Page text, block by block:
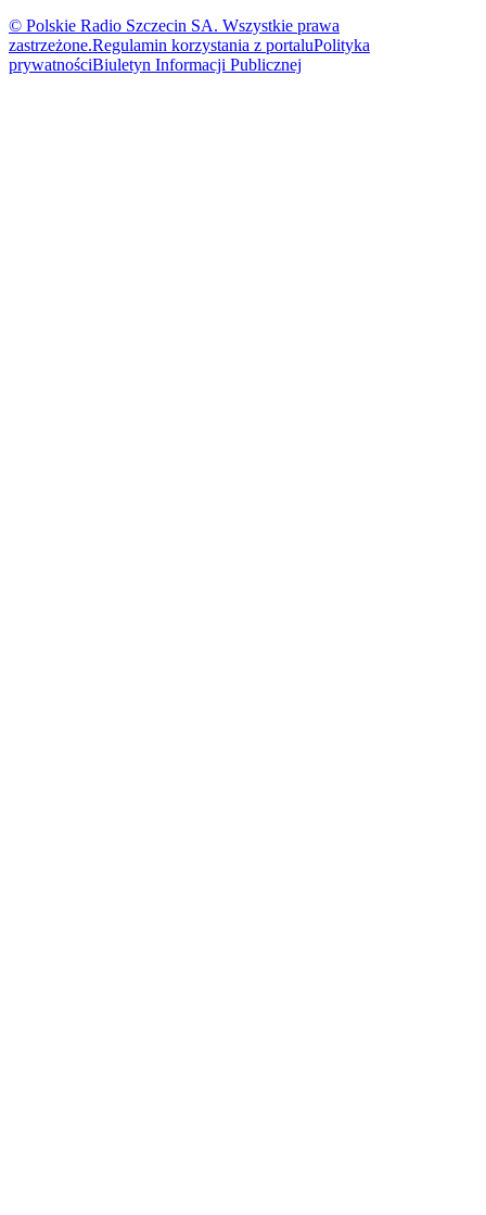
© Polskie Radio Szczecin SA. Wszystkie prawa
zastrzeżone.Regulamin korzystania z portaluPolityka
prywatnościBiuletyn Informacji Publicznej